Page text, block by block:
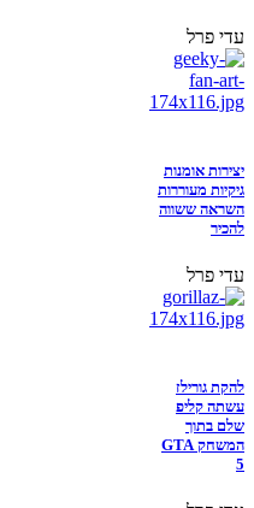
עדי פרל
יצירות אומנות
גיקיות מעוררות
השראה ששווה
להכיר
עדי פרל
להקת גורילז
עשתה קליפ
שלם בתוך
המשחק GTA
5